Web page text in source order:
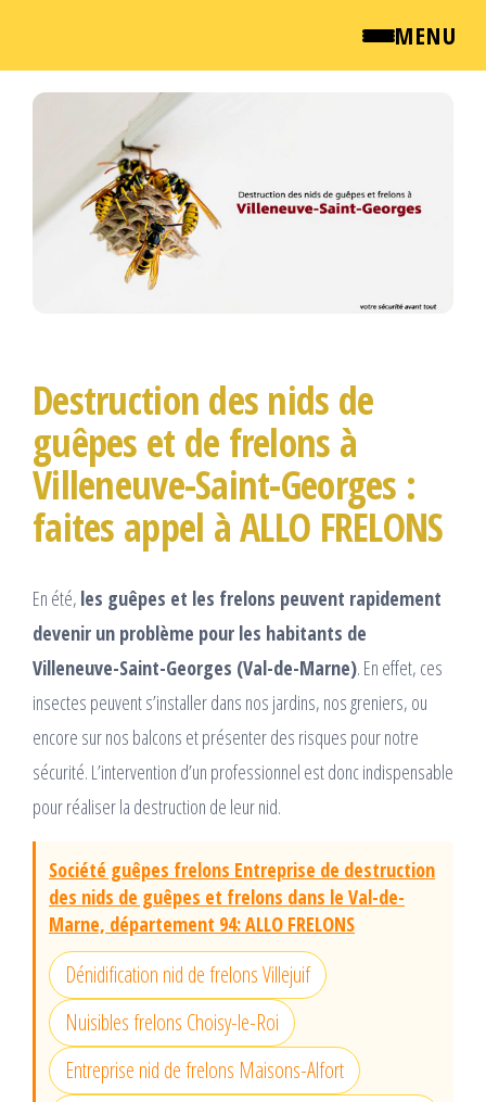
MENU
QUI SOMMES NOUS ?
NEWSROOM
TARIFS
Passer
Destruction des nids de
guêpes et de frelons à
Villeneuve-Saint-Georges :
faites appel à ALLO FRELONS
En été, les guêpes et les frelons peuvent rapidement
devenir un problème pour les habitants de
Villeneuve-Saint-Georges (Val-de-Marne). En effet, ces
insectes peuvent s’installer dans nos jardins, nos greniers, ou
encore sur nos balcons et présenter des risques pour notre
sécurité. L’intervention d’un professionnel est donc indispensable
pour réaliser la destruction de leur nid.
Société guêpes frelons Entreprise de destruction
des nids de guêpes et frelons dans le Val-de-
Marne, département 94: ALLO FRELONS
Dénidification nid de frelons Villejuif
Nuisibles frelons Choisy-le-Roi
Entreprise nid de frelons Maisons-Alfort